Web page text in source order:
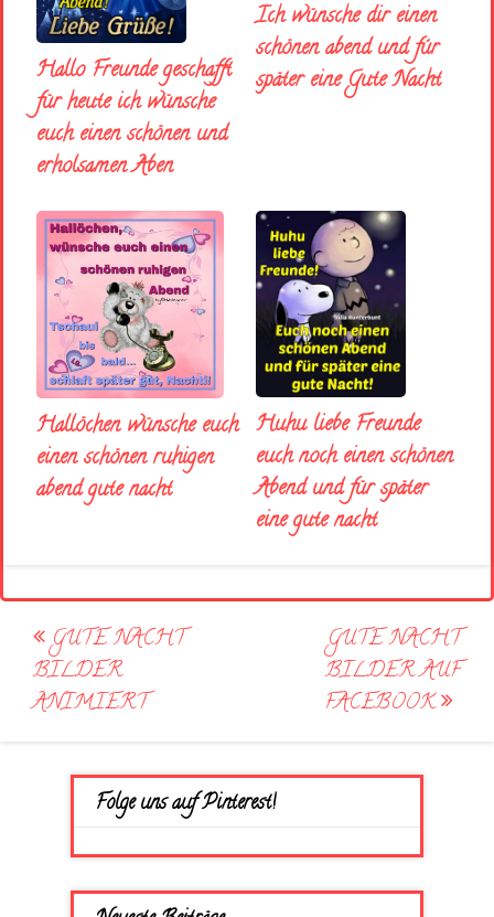
Hallo Freunde geschafft
für heute ich wünsche
euch einen schönen und
erholsamen Aben
Ich wünsche dir einen
schönen abend und fúr
später eine Gute Nacht
Hallöchen wünsche euch
einen schönen ruhigen
abend gute nacht
Huhu liebe Freunde
euch noch einen schönen
Abend und für später
eine gute nacht
Post
navigation
GUTE NACHT
BILDER
ANIMIERT
GUTE NACHT
BILDER AUF
FACEBOOK
Folge uns auf Pinterest!